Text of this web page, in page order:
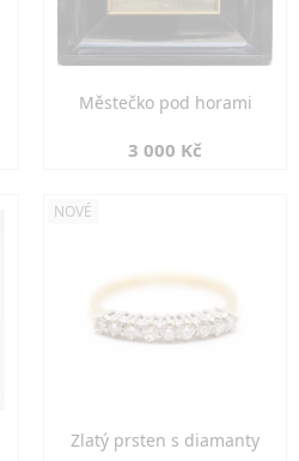
Městečko pod horami
3 000 Kč
NOVÉ
Zlatý prsten s diamanty